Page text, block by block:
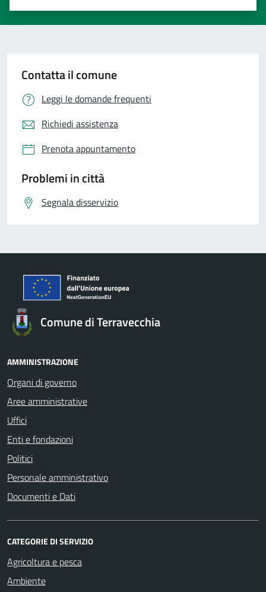
Valuta 5 stelle su 5
Valuta 4 stelle su 5
Valuta 3 stelle su 5
Valuta 2 stelle su 5
Valuta 1 stelle su 5
Contatta il comune
Leggi le domande frequenti
Richiedi assistenza
Prenota appuntamento
Problemi in città
Segnala disservizio
Comune di Terravecchia
AMMINISTRAZIONE
Organi di governo
Aree amministrative
Uffici
Enti e fondazioni
Politici
Personale amministrativo
Documenti e Dati
CATEGORIE DI SERVIZIO
Agricoltura e pesca
Ambiente